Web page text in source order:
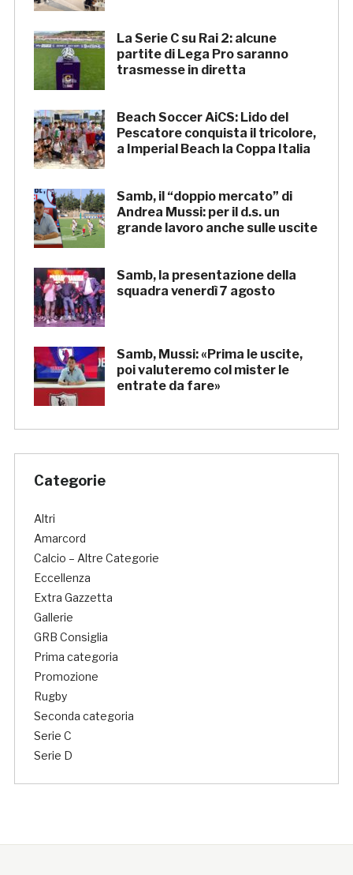
La Serie C su Rai 2: alcune
partite di Lega Pro saranno
trasmesse in diretta
Beach Soccer AiCS: Lido del
Pescatore conquista il tricolore,
a Imperial Beach la Coppa Italia
Samb, il “doppio mercato” di
Andrea Mussi: per il d.s. un
grande lavoro anche sulle uscite
Samb, la presentazione della
squadra venerdì 7 agosto
Samb, Mussi: «Prima le uscite,
poi valuteremo col mister le
entrate da fare»
Categorie
Altri
Amarcord
Calcio – Altre Categorie
Eccellenza
Extra Gazzetta
Gallerie
GRB Consiglia
Prima categoria
Promozione
Rugby
Seconda categoria
Serie C
Serie D